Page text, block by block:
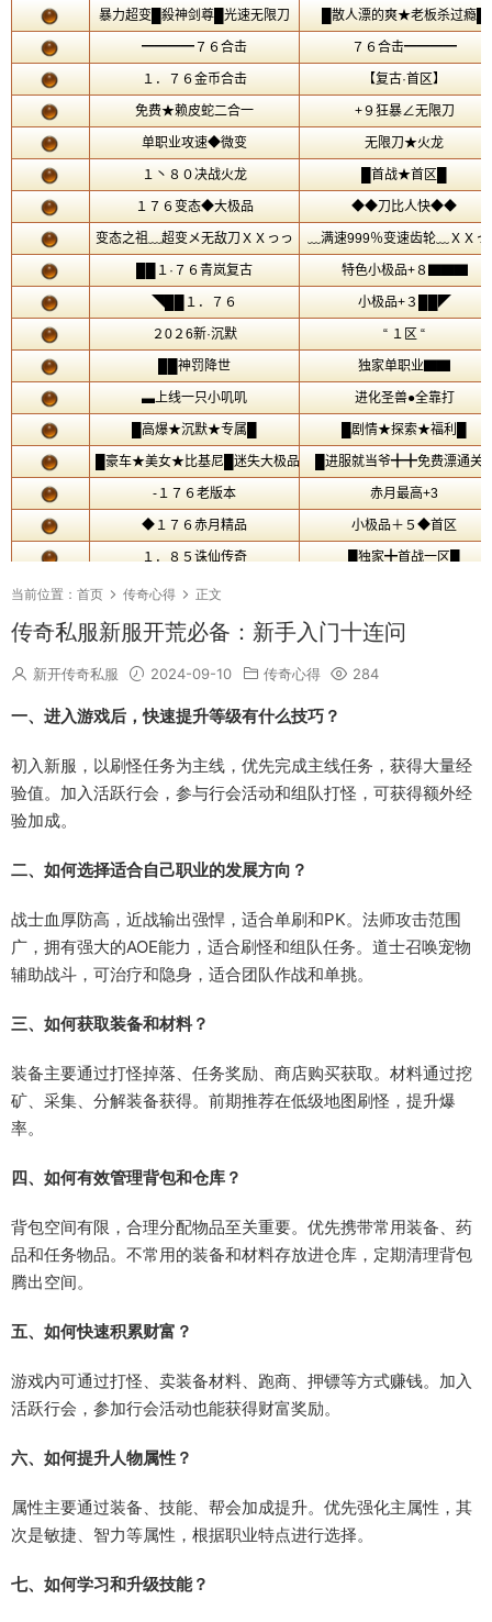
当前位置： 首页 传奇心得 正文
传奇私服新服开荒必备：新手入门十连问
新开传奇私服 2024-09-10 传奇心得 284
一、进入游戏后，快速提升等级有什么技巧？
初入新服，以刷怪任务为主线，优先完成主线任务，获得大量经
验值。加入活跃行会，参与行会活动和组队打怪，可获得额外经
验加成。
二、如何选择适合自己职业的发展方向？
战士血厚防高，近战输出强悍，适合单刷和PK。法师攻击范围
广，拥有强大的AOE能力，适合刷怪和组队任务。道士召唤宠物
辅助战斗，可治疗和隐身，适合团队作战和单挑。
三、如何获取装备和材料？
装备主要通过打怪掉落、任务奖励、商店购买获取。材料通过挖
矿、采集、分解装备获得。前期推荐在低级地图刷怪，提升爆
率。
四、如何有效管理背包和仓库？
背包空间有限，合理分配物品至关重要。优先携带常用装备、药
品和任务物品。不常用的装备和材料存放进仓库，定期清理背包
腾出空间。
五、如何快速积累财富？
游戏内可通过打怪、卖装备材料、跑商、押镖等方式赚钱。加入
活跃行会，参加行会活动也能获得财富奖励。
六、如何提升人物属性？
属性主要通过装备、技能、帮会加成提升。优先强化主属性，其
次是敏捷、智力等属性，根据职业特点进行选择。
七、如何学习和升级技能？